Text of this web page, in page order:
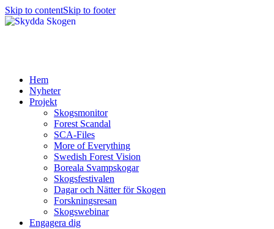
Skip to contentSkip to footer
Hem
Nyheter
Projekt
Skogsmonitor
Forest Scandal
SCA-Files
More of Everything
Swedish Forest Vision
Boreala Svampskogar
Skogsfestivalen
Dagar och Nätter för Skogen
Forskningsresan
Skogswebinar
Engagera dig